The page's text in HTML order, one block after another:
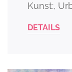
Kunst:,
DETAILS